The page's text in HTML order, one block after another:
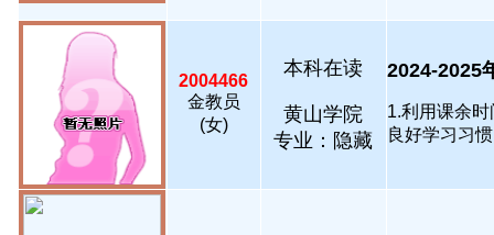
2004466
金教员
(女)
本科在读
黄山学院
专业：隐藏
2024-2025
1.利用课余
良好学习习